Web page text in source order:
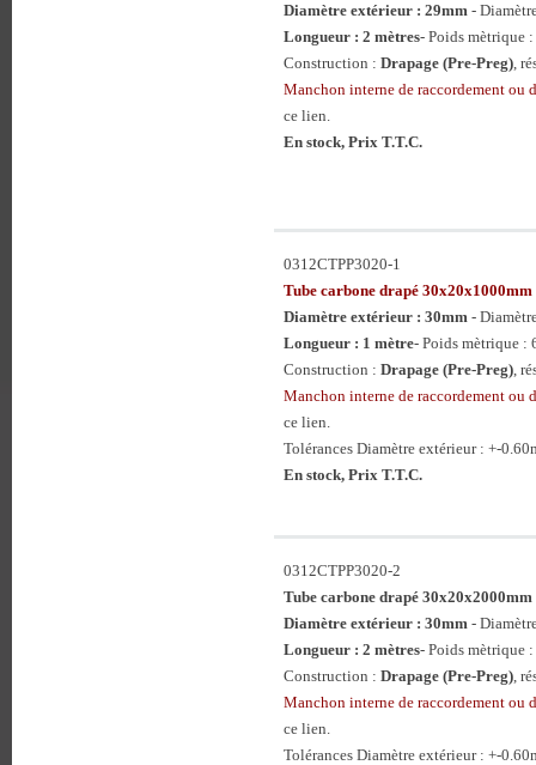
Diamètre extérieur : 29mm -
Longueur : 2 mètres- Poids mètrique :
Construction : Drapage (Pre-Preg),
Manchon interne de raccordement ou
ce lien.
En stock, Prix T.T.C.
0312CTPP3020-1
Tube carbone drapé 30x20x1000mm
Diamètre extérieur : 30mm -
Longueur : 1 mètre- Poids mètrique :
Construction : Drapage (Pre-Preg),
Manchon interne de raccordement ou
ce lien.
Tolérances Diamètre extérieur : +-
En stock, Prix T.T.C.
0312CTPP3020-2
Tube carbone drapé 30x20x2000mm
Diamètre extérieur : 30mm -
Longueur : 2 mètres- Poids mètrique :
Construction : Drapage (Pre-Preg),
Manchon interne de raccordement ou
ce lien.
Tolérances Diamètre extérieur : +-